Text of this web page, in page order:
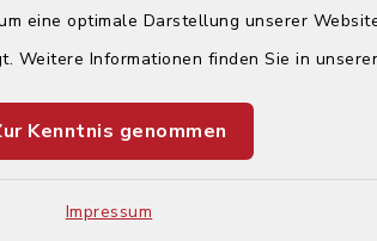
eine optimale Darstellung unserer
Weitere Informationen finden Sie in
Kenntnis genommen
Impressum
ZweiUferLand